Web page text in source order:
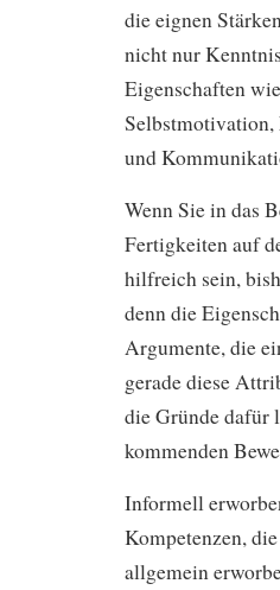
die eignen
nicht nur
Eigenschaften
Selbstmotivation,
und
Wenn Sie in das
Fertigkeiten auf
hilfreich sein,
denn die
Argumente, die
gerade diese
die Gründe dafür
kommenden
Informell
Kompetenzen,
allgemein